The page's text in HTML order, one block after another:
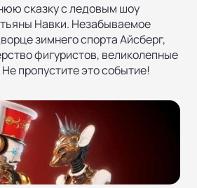
сказку с ледовым шоу
Навки. Незабываемое
зимнего спорта Айсберг,
фигуристов, великолепные
пропустите это событие!